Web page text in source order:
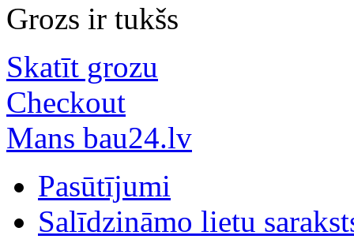
Grozs ir tukšs
Skatīt grozu
Checkout
Mans bau24.lv
Pasūtījumi
Salīdzināmo lietu